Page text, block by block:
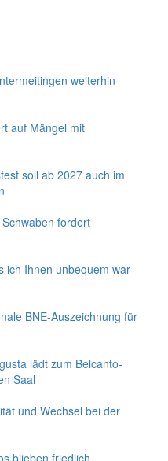
weiterhin
auf Mängel mit
soll ab 2027 auch im
fordert
ich Ihnen unbequem war
BNE-Auszeichnung für
lädt zum Belcanto-
Saal
und Wechsel bei der
blieben friedlich